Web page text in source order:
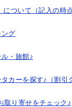
ついて（記入の時点
グ
・旅館♪
カーを探す♪（割引
取り寄せをチェック♪